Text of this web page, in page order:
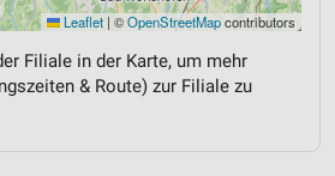
Leaflet | ©OpenStreetMapcontributors
Filiale in der Karte, um mehr
& Route) zur Filiale zu